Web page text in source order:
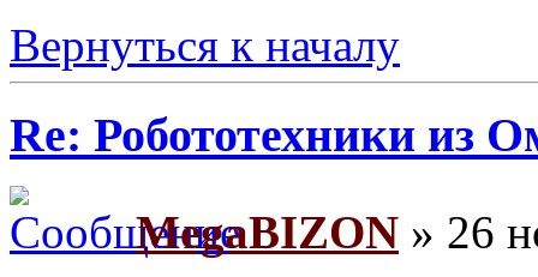
Вернуться к началу
Re: Робототехники из
MegaBIZON » 26